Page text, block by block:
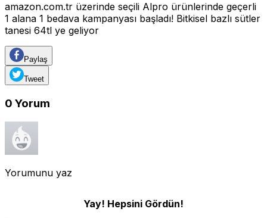
amazon.com.tr üzerinde seçili Alpro ürünlerinde geçerli
1 alana 1 bedava kampanyası başladı! Bitkisel bazlı sütler
tanesi 64tl ye geliyor
Paylaş
Tweet
0 Yorum
Yorumunu yaz
Yay! Hepsini Gördün!